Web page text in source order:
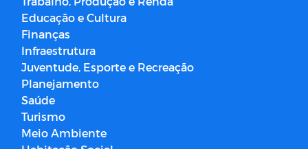
Educação e Cultura
Finanças
Infraestrutura
Juventude, Esporte e Recreação
Planejamento
Saúde
Turismo
Meio Ambiente